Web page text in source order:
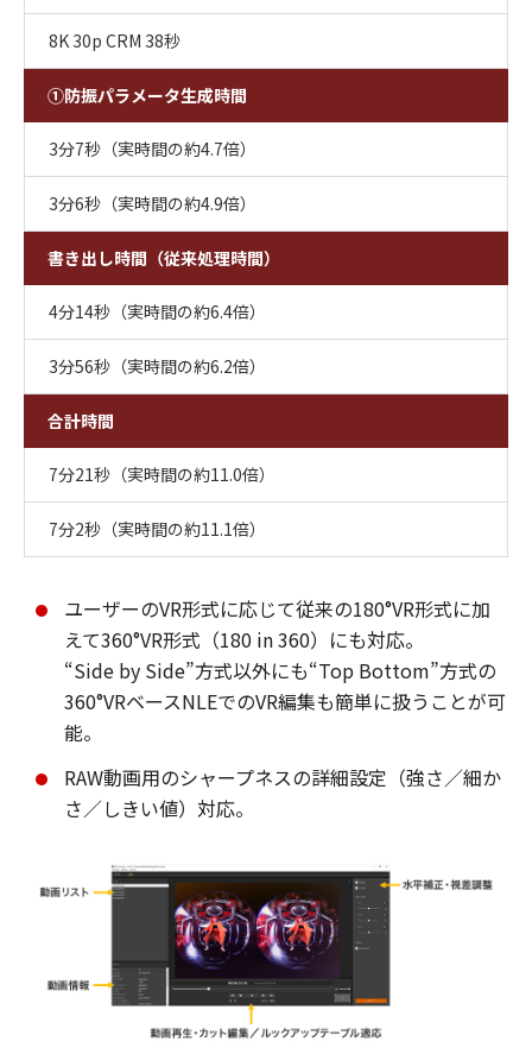
①防振パラメータ生成時間
書き出し時間（従来処理時間）
合計時間
3分7秒（実時間の約4.7倍）
4分14秒（実時間の約6.4倍）
7分21秒（実時間の約11.0倍）
8K 30p CRM 38秒
3分6秒（実時間の約4.9倍）
3分56秒（実時間の約6.2倍）
7分2秒（実時間の約11.1倍）
ユーザーのVR形式に応じて従来の180°VR形式に加
えて360°VR形式（180 in 360）にも対応。
“Side by Side”方式以外にも“Top Bottom”方式の
360°VRベースNLEでのVR編集も簡単に扱うことが可
能。
RAW動画用のシャープネスの詳細設定（強さ／細か
さ／しきい値）対応。